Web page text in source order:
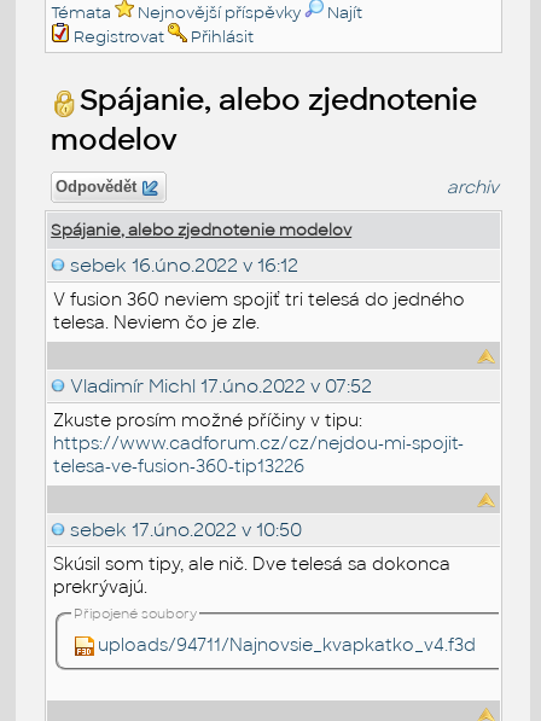
Témata
Nejnovější příspěvky
Najít
Registrovat
Přihlásit
Spájanie, alebo zjednotenie
modelov
Odpovědět archiv
Spájanie, alebo zjednotenie modelov
sebek 16.úno.2022 v 16:12
V fusion 360 neviem spojiť tri telesá do jedného
telesa. Neviem čo je zle.
Vladimír Michl 17.úno.2022 v 07:52
Zkuste prosím možné příčiny v tipu:
https://www.cadforum.cz/cz/nejdou-mi-spojit-
telesa-ve-fusion-360-tip13226
sebek 17.úno.2022 v 10:50
Skúsil som tipy, ale nič. Dve telesá sa dokonca
prekrývajú.
Připojené soubory
uploads/94711/Najnovsie_kvapkatko_v4.f3d